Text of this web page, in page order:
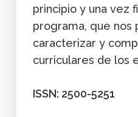
principio y una vez
programa, que nos
caracterizar y
curriculares de los
ISSN: 2500-5251